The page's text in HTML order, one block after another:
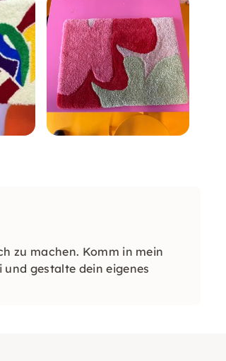
zu machen. Komm in mein
gestalte dein eigenes